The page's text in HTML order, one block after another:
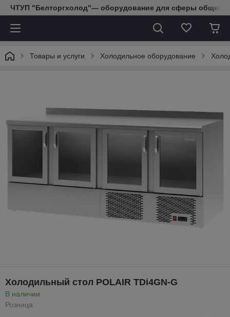
ЧТУП "Белторгхолод"— оборудование для сферы
Товары и услуги Холодильное оборудование
Холодильный стол POLAIR TDi4GN-G
В наличии
Розница